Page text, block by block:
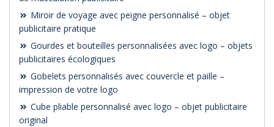
Miroir de voyage avec peigne personnalisé – objet
publicitaire pratique
Gourdes et bouteilles personnalisées avec logo – objets
publicitaires écologiques
Gobelets personnalisés avec couvercle et paille –
impression de votre logo
Cube pliable personnalisé avec logo – objet publicitaire
original